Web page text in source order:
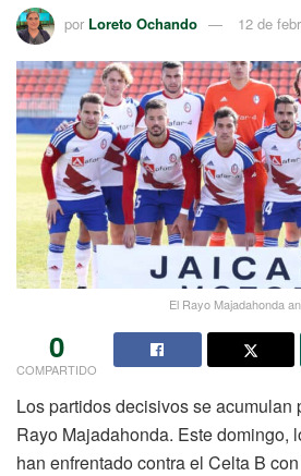
por Loreto Ochando 12 de
El Rayo Majadahonda
0
COMPARTIDO
Los partidos decisivos se acumulan
Rayo Majadahonda. Este domingo,
han enfrentado contra el Celta B